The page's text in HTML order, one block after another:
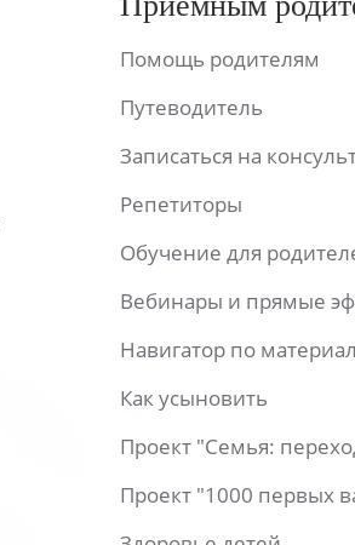
Помощь родителям
Путеводитель
Записаться на
Репетиторы
Обучение для
Вебинары и прямые
Навигатор по
Как усыновить
Проект "Семья:
Проект "1000 первых